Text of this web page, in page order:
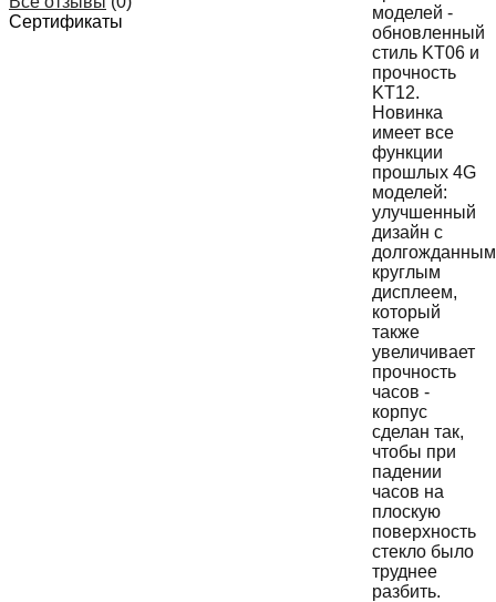
Сертификаты
моделей -
обновленный
стиль KT06 и
прочность
KT12.
Новинка
имеет все
функции
прошлых 4G
моделей:
улучшенный
дизайн с
долгожданным
круглым
дисплеем,
который
также
увеличивает
прочность
часов -
корпус
сделан так,
чтобы при
падении
часов на
плоскую
поверхность
стекло было
труднее
разбить.